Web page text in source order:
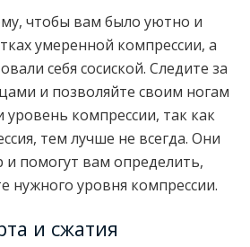
чтобы вам было уютно и
умеренной компрессии, а
себя сосиской. Следите за
и позволяйте своим ногам
уровень компрессии, так как
тем лучше не всегда. Они
помогут вам определить,
нужного уровня компрессии.
и сжатия